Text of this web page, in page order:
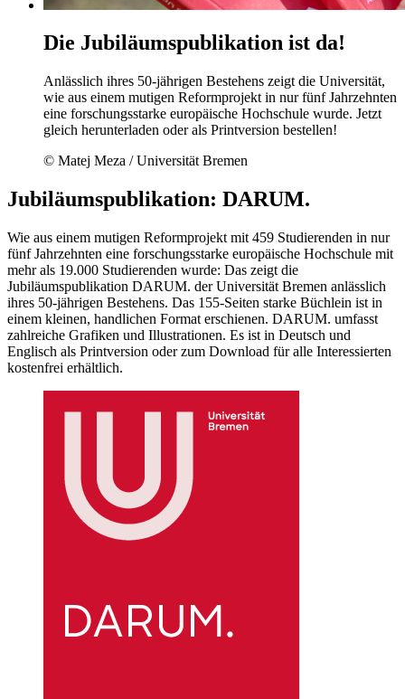
Die Jubiläumspublikation ist da!
Anlässlich ihres 50-jährigen Bestehens zeigt die Universität,
wie aus einem mutigen Reformprojekt in nur fünf Jahrzehnten
eine forschungsstarke europäische Hochschule wurde. Jetzt
gleich herunterladen oder als Printversion bestellen!
© Matej Meza / Universität Bremen
Jubiläumspublikation: DARUM.
Wie aus einem mutigen Reformprojekt mit 459 Studierenden in nur
fünf Jahrzehnten eine forschungsstarke europäische Hochschule mit
mehr als 19.000 Studierenden wurde: Das zeigt die
Jubiläumspublikation DARUM. der Universität Bremen anlässlich
ihres 50-jährigen Bestehens. Das 155-Seiten starke Büchlein ist in
einem kleinen, handlichen Format erschienen. DARUM. umfasst
zahlreiche Grafiken und Illustrationen. Es ist in Deutsch und
Englisch als Printversion oder zum Download für alle Interessierten
kostenfrei erhältlich.